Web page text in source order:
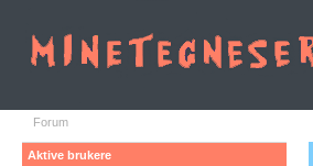
Forum
Aktive brukere